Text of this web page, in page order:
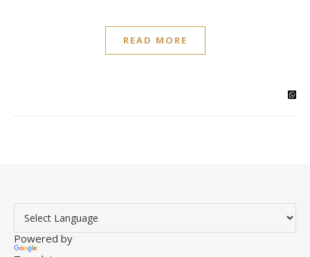
READ MORE
Powered by